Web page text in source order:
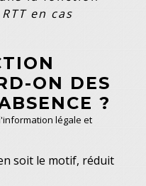
en cas
ON DES
?
légale et
soit le motif, réduit